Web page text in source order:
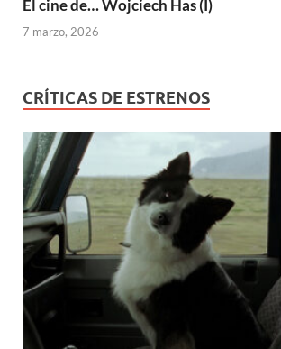
El cine de… Wojciech Has (I)
7 marzo, 2026
CRÍTICAS DE ESTRENOS